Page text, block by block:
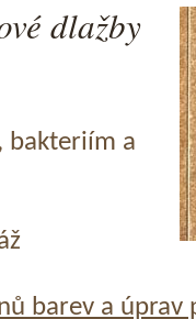
dlažby
bakteriím a
barev a úprav